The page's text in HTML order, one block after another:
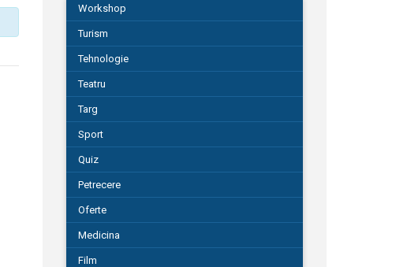
Workshop
Turism
Tehnologie
Teatru
Targ
Sport
Quiz
Petrecere
Oferte
Medicina
Film